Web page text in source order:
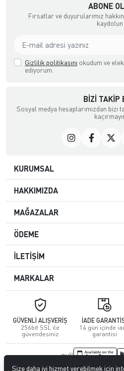
ABONE
Fırsatlar ve duyurularımız
kaydolun!
Gizlilik politikasını okudum ve
ediyorum.
BIZI TAKIP
Sosyal medya hesaplarımızdan bizi
KURUMSAL
HAKKIMIZDA
MAĞAZALAR
ÖDEME
İLETİŞİM
MARKALAR
GÜVENLİ ALIŞVERİŞ
256bit SSL ile
güvendesiniz
İADE
14 gün içinde
garantisi
null
Size daha iyi hizmet verebilmek için